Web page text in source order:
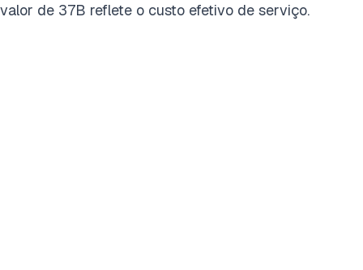
valor de 37B reflete o custo efetivo de serviço.